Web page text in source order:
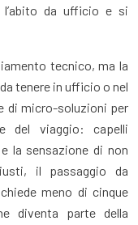
l’abito da ufficio e si
tecnico, ma la
tenere in ufficio o nel
di micro-soluzioni per
del viaggio: capelli
la sensazione di non
il passaggio da
meno di cinque
diventa parte della